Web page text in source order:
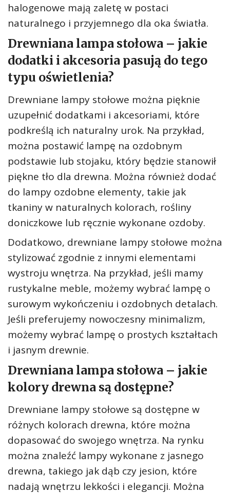
halogenowe mają zaletę w postaci
naturalnego i przyjemnego dla oka światła.
Drewniana lampa stołowa – jakie
dodatki i akcesoria pasują do tego
typu oświetlenia?
Drewniane lampy stołowe można pięknie
uzupełnić dodatkami i akcesoriami, które
podkreślą ich naturalny urok. Na przykład,
można postawić lampę na ozdobnym
podstawie lub stojaku, który będzie stanowił
piękne tło dla drewna. Można również dodać
do lampy ozdobne elementy, takie jak
tkaniny w naturalnych kolorach, rośliny
doniczkowe lub ręcznie wykonane ozdoby.
Dodatkowo, drewniane lampy stołowe można
stylizować zgodnie z innymi elementami
wystroju wnętrza. Na przykład, jeśli mamy
rustykalne meble, możemy wybrać lampę o
surowym wykończeniu i ozdobnych detalach.
Jeśli preferujemy nowoczesny minimalizm,
możemy wybrać lampę o prostych kształtach
i jasnym drewnie.
Drewniana lampa stołowa – jakie
kolory drewna są dostępne?
Drewniane lampy stołowe są dostępne w
różnych kolorach drewna, które można
dopasować do swojego wnętrza. Na rynku
można znaleźć lampy wykonane z jasnego
drewna, takiego jak dąb czy jesion, które
nadają wnętrzu lekkości i elegancji. Można